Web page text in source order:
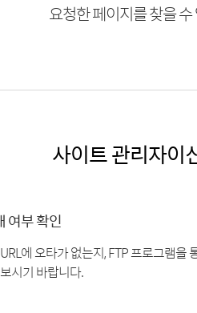
요청한 페이지를 찾을
사이트 관리자이
여부 확인
에 오타가 없는지, FTP 프로그램
시기 바랍니다.